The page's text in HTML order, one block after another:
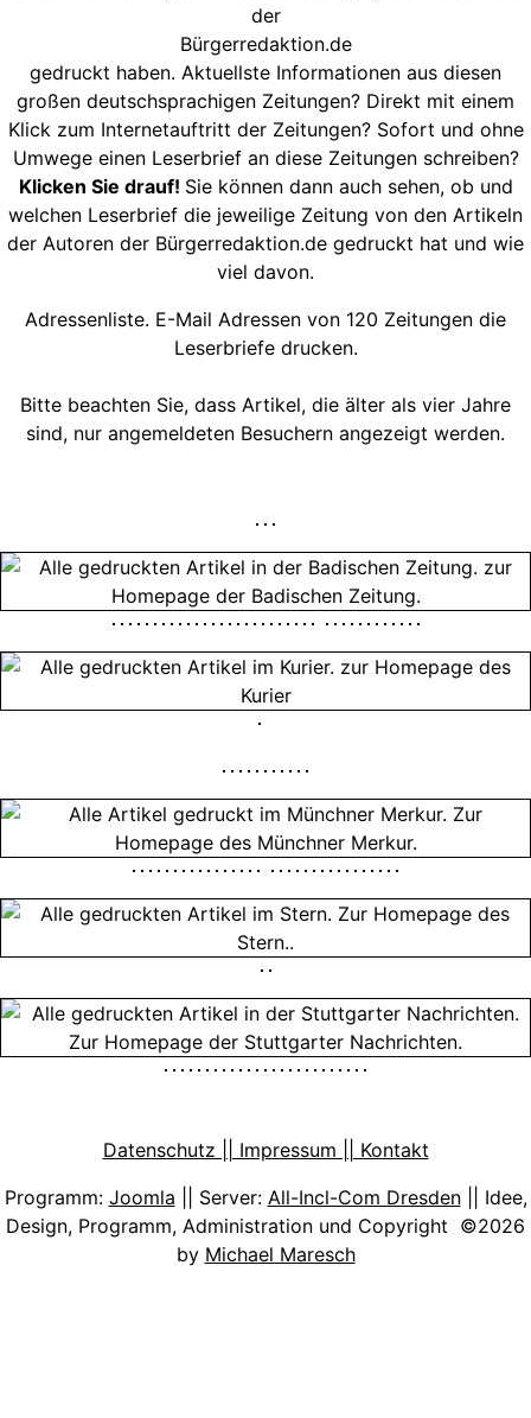
der
Bürgerredaktion.de
gedruckt haben. Aktuellste Informationen aus diesen
großen deutschsprachigen Zeitungen? Direkt mit einem
Klick zum Internetauftritt der Zeitungen? Sofort und ohne
Umwege einen Leserbrief an diese Zeitungen schreiben?
Klicken Sie drauf! Sie können dann auch sehen, ob und
welchen Leserbrief die jeweilige Zeitung von den Artikeln
der Autoren der Bürgerredaktion.de gedruckt hat und wie
viel davon.
Adressenliste. E-Mail Adressen von 120 Zeitungen die
Leserbriefe drucken.
Bitte beachten Sie, dass Artikel, die älter als vier Jahre
sind, nur angemeldeten Besuchern angezeigt werden.
Datenschutz || Impressum || Kontakt
Programm: Joomla || Server: All-Incl-Com Dresden|| Idee,
Design, Programm, Administration und Copyright ©2026
by Michael Maresch